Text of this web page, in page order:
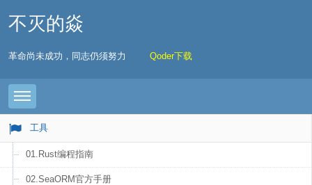
不灭的焱
革命尚未成功，同志仍须努力 Qoder下载
Toggle navigation
工具
01.Rust编程指南
02.SeaORM官方手册